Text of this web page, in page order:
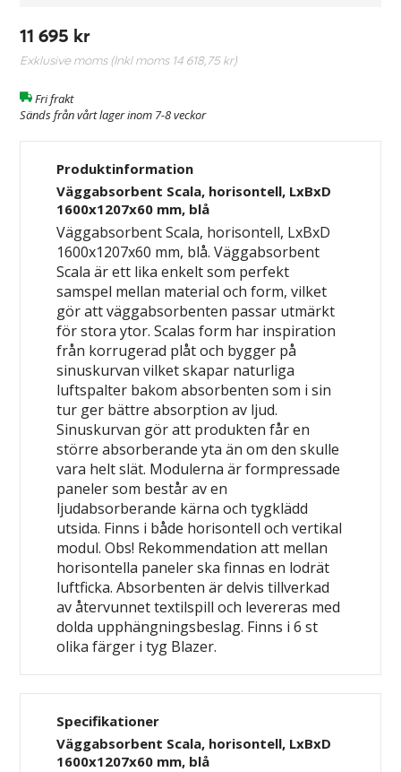
11 695 kr
Exklusive moms (Inkl moms 14 618,75 kr)
Fri frakt
Sänds från vårt lager inom 7-8 veckor
Produktinformation
Väggabsorbent Scala, horisontell, LxBxD
1600x1207x60 mm, blå
Väggabsorbent Scala, horisontell, LxBxD
1600x1207x60 mm, blå. Väggabsorbent
Scala är ett lika enkelt som perfekt
samspel mellan material och form, vilket
gör att väggabsorbenten passar utmärkt
för stora ytor. Scalas form har inspiration
från korrugerad plåt och bygger på
sinuskurvan vilket skapar naturliga
luftspalter bakom absorbenten som i sin
tur ger bättre absorption av ljud.
Sinuskurvan gör att produkten får en
större absorberande yta än om den skulle
vara helt slät. Modulerna är formpressade
paneler som består av en
ljudabsorberande kärna och tygklädd
utsida. Finns i både horisontell och vertikal
modul. Obs! Rekommendation att mellan
horisontella paneler ska finnas en lodrät
luftficka. Absorbenten är delvis tillverkad
av återvunnet textilspill och levereras med
dolda upphängningsbeslag. Finns i 6 st
olika färger i tyg Blazer.
Specifikationer
Väggabsorbent Scala, horisontell, LxBxD
1600x1207x60 mm, blå